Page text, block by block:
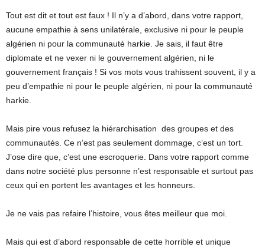
Tout est dit et tout est faux ! Il n’y a d’abord, dans votre rapport,
aucune empathie à sens unilatérale, exclusive ni pour le peuple
algérien ni pour la communauté harkie. Je sais, il faut être
diplomate et ne vexer ni le gouvernement algérien, ni le
gouvernement français ! Si vos mots vous trahissent souvent, il y a
peu d’empathie ni pour le peuple algérien, ni pour la communauté
harkie.
Mais pire vous refusez la hiérarchisation des groupes et des
communautés. Ce n’est pas seulement dommage, c’est un tort.
J’ose dire que, c’est une escroquerie. Dans votre rapport comme
dans notre société plus personne n’est responsable et surtout pas
ceux qui en portent les avantages et les honneurs.
Je ne vais pas refaire l’histoire, vous êtes meilleur que moi.
Mais qui est d’abord responsable de cette horrible et unique